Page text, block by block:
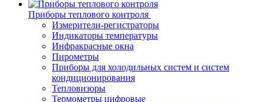
Приборы теплового контроля
Измерители-регистраторы
Индикаторы температуры
Инфракрасные окна
Пирометры
Приборы для холодильных систем и систем
кондиционирования
Тепловизоры
Термометры цифровые